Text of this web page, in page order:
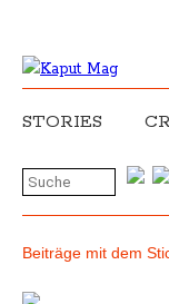
STORIES
Beiträge mit dem